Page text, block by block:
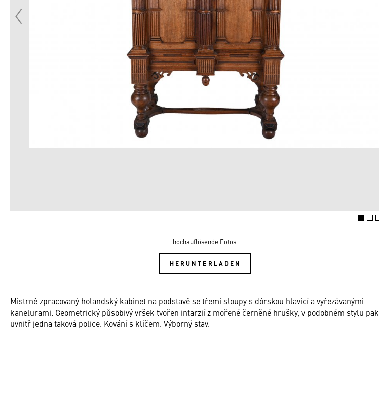
hochauflösende Fotos
HERUNTERLADEN
Mistrně zpracovaný holandský kabinet na podstavě se třemi sloupy s dórskou hlavicí a vyřezávanými
kanelurami. Geometrický působivý vršek tvořen intarzií z mořené černěné hrušky, v podobném stylu pak
uvnitř jedna taková police. Kování s klíčem. Výborný stav.